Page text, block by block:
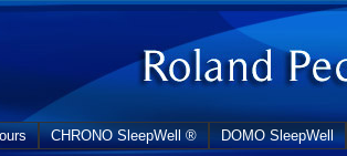
CHRONO SleepWell ® DOMO SleepWell